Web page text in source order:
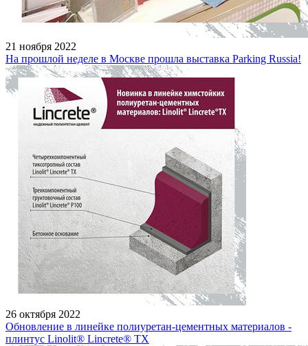
21 ноября 2022
На прошлой неделе в Москве прошла выставка Parking Russia!
26 октября 2022
Обновление в линейке полиуретан-цементных материалов -
плинтус Linolit® Lincrete® ТХ